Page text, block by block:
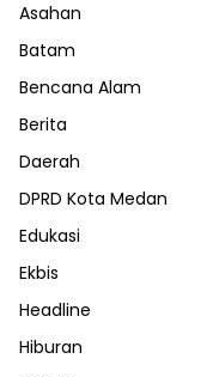
Asahan
Batam
Bencana Alam
Berita
Daerah
DPRD Kota Medan
Edukasi
Ekbis
Headline
Hiburan